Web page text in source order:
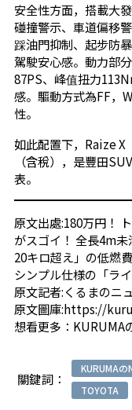
安全性方面，搭載大
碰撞警示、車道偏移
踩油門抑制、起步防
駕駛安心感。動力部
87PS、峰值扭力
感。驅動方式為FF，
性。
如此配置下，Raize X
（含稅），是豐田
表。
原文出處:180万円！
がスゴイ！ 全長4m
20キロ超え」の低燃
シンプル仕様の「ラ
原文記者:くるまのニ
原文圖庫:https://
想看更多： KURUMA
關鍵詞：
KURUMAの
TOYOTA